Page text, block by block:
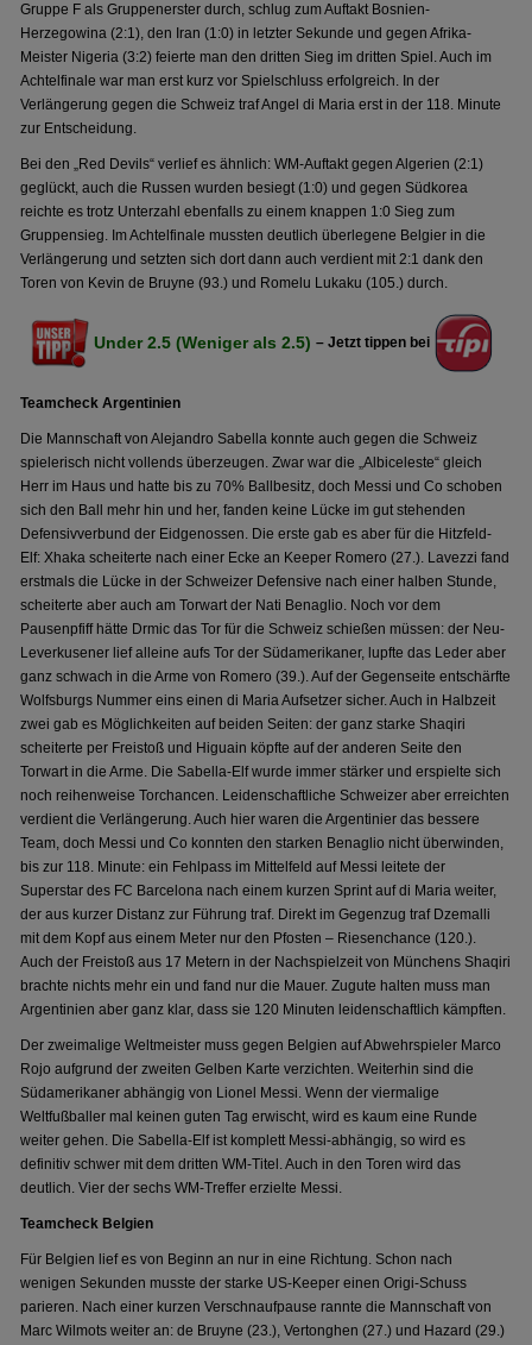
Gruppe F als Gruppenerster durch, schlug zum Auftakt Bosnien-
Herzegowina (2:1), den Iran (1:0) in letzter Sekunde und gegen Afrika-
Meister Nigeria (3:2) feierte man den dritten Sieg im dritten Spiel. Auch im
Achtelfinale war man erst kurz vor Spielschluss erfolgreich. In der
Verlängerung gegen die Schweiz traf Angel di Maria erst in der 118. Minute
zur Entscheidung.
Bei den „Red Devils“ verlief es ähnlich: WM-Auftakt gegen Algerien (2:1)
geglückt, auch die Russen wurden besiegt (1:0) und gegen Südkorea
reichte es trotz Unterzahl ebenfalls zu einem knappen 1:0 Sieg zum
Gruppensieg. Im Achtelfinale mussten deutlich überlegene Belgier in die
Verlängerung und setzten sich dort dann auch verdient mit 2:1 dank den
Toren von Kevin de Bruyne (93.) und Romelu Lukaku (105.) durch.
Under 2.5 (Weniger als 2.5) – Jetzt tippen bei
Teamcheck Argentinien
Die Mannschaft von Alejandro Sabella konnte auch gegen die Schweiz
spielerisch nicht vollends überzeugen. Zwar war die „Albiceleste“ gleich
Herr im Haus und hatte bis zu 70% Ballbesitz, doch Messi und Co schoben
sich den Ball mehr hin und her, fanden keine Lücke im gut stehenden
Defensivverbund der Eidgenossen. Die erste gab es aber für die Hitzfeld-
Elf: Xhaka scheiterte nach einer Ecke an Keeper Romero (27.). Lavezzi fand
erstmals die Lücke in der Schweizer Defensive nach einer halben Stunde,
scheiterte aber auch am Torwart der Nati Benaglio. Noch vor dem
Pausenpfiff hätte Drmic das Tor für die Schweiz schießen müssen: der Neu-
Leverkusener lief alleine aufs Tor der Südamerikaner, lupfte das Leder aber
ganz schwach in die Arme von Romero (39.). Auf der Gegenseite entschärfte
Wolfsburgs Nummer eins einen di Maria Aufsetzer sicher. Auch in Halbzeit
zwei gab es Möglichkeiten auf beiden Seiten: der ganz starke Shaqiri
scheiterte per Freistoß und Higuain köpfte auf der anderen Seite den
Torwart in die Arme. Die Sabella-Elf wurde immer stärker und erspielte sich
noch reihenweise Torchancen. Leidenschaftliche Schweizer aber erreichten
verdient die Verlängerung. Auch hier waren die Argentinier das bessere
Team, doch Messi und Co konnten den starken Benaglio nicht überwinden,
bis zur 118. Minute: ein Fehlpass im Mittelfeld auf Messi leitete der
Superstar des FC Barcelona nach einem kurzen Sprint auf di Maria weiter,
der aus kurzer Distanz zur Führung traf. Direkt im Gegenzug traf Dzemalli
mit dem Kopf aus einem Meter nur den Pfosten – Riesenchance (120.).
Auch der Freistoß aus 17 Metern in der Nachspielzeit von Münchens Shaqiri
brachte nichts mehr ein und fand nur die Mauer. Zugute halten muss man
Argentinien aber ganz klar, dass sie 120 Minuten leidenschaftlich kämpften.
Der zweimalige Weltmeister muss gegen Belgien auf Abwehrspieler Marco
Rojo aufgrund der zweiten Gelben Karte verzichten. Weiterhin sind die
Südamerikaner abhängig von Lionel Messi. Wenn der viermalige
Weltfußballer mal keinen guten Tag erwischt, wird es kaum eine Runde
weiter gehen. Die Sabella-Elf ist komplett Messi-abhängig, so wird es
definitiv schwer mit dem dritten WM-Titel. Auch in den Toren wird das
deutlich. Vier der sechs WM-Treffer erzielte Messi.
Teamcheck Belgien
Für Belgien lief es von Beginn an nur in eine Richtung. Schon nach
wenigen Sekunden musste der starke US-Keeper einen Origi-Schuss
parieren. Nach einer kurzen Verschnaufpause rannte die Mannschaft von
Marc Wilmots weiter an: de Bruyne (23.), Vertonghen (27.) und Hazard (29.)